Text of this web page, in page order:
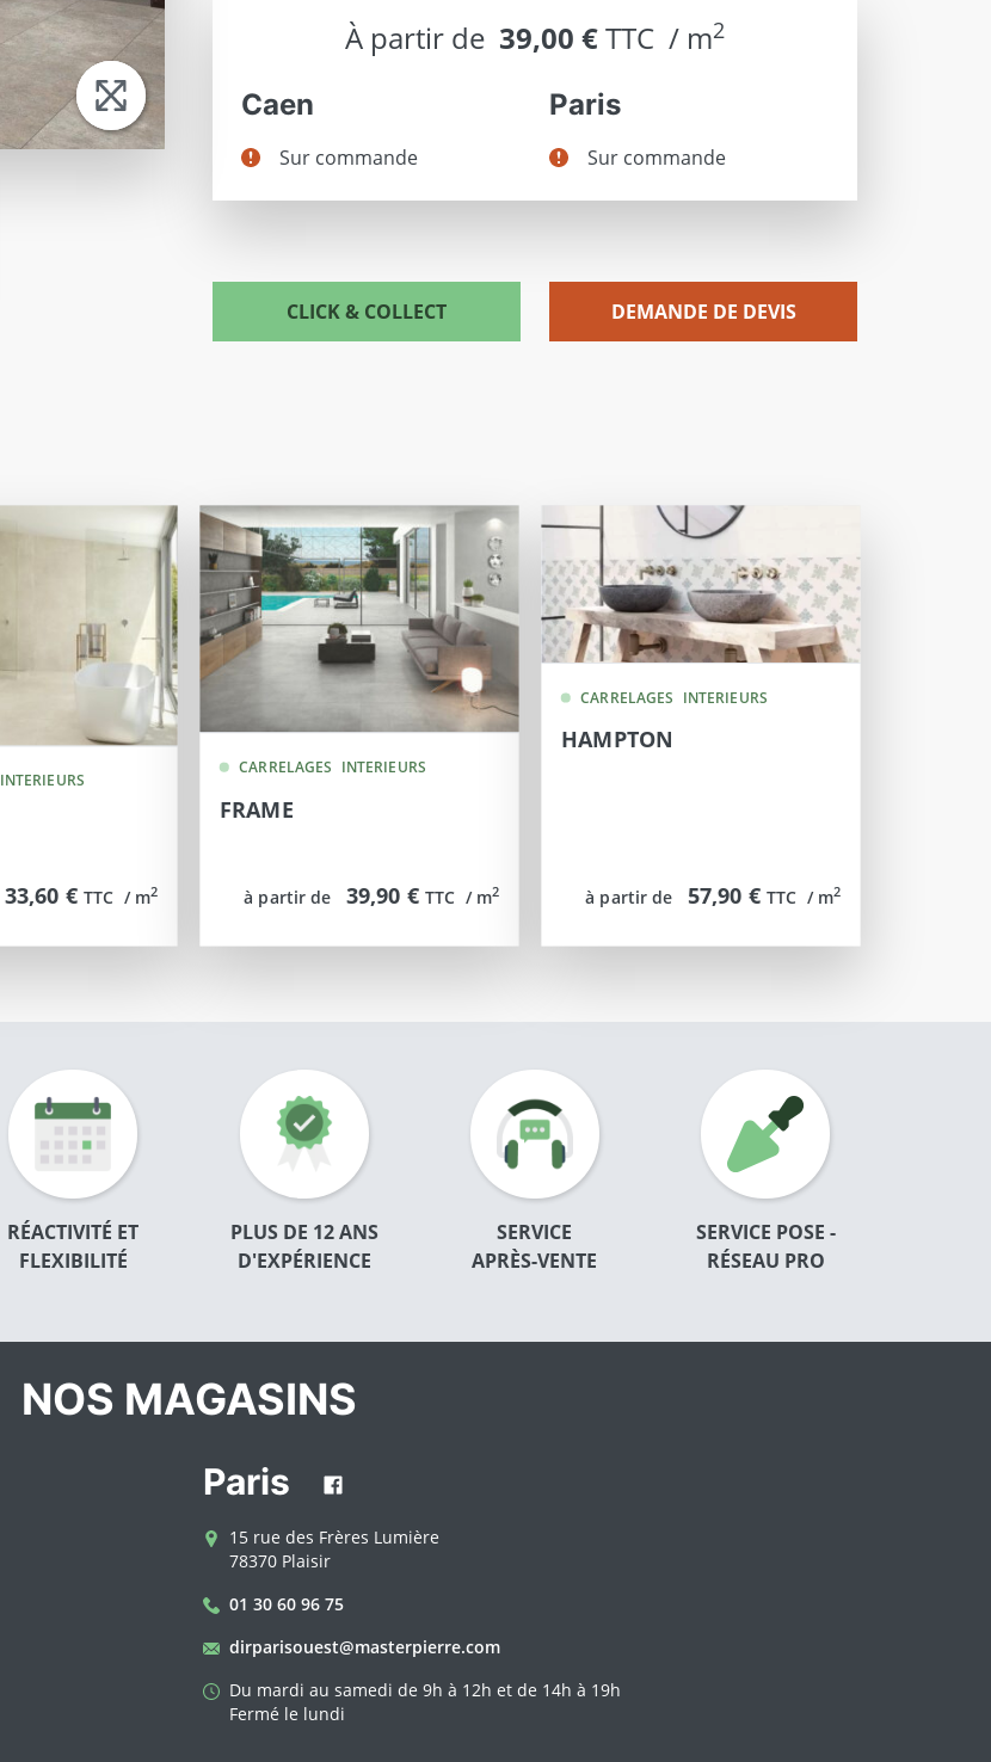
À partir de 39,00 €TTC  / m2
Caen
Sur commande
Paris
Sur commande
CLICK & COLLECT DEMANDE DE DEVIS
INTERIEURS
33,60 €TTC  / m2
CARRELAGES INTERIEURS
FRAME
à partir de 39,90 €TTC  / m2
CARRELAGES INTERIEURS
HAMPTON
à partir de 57,90 €TTC  / m2
RÉACTIVITÉ ET
FLEXIBILITÉ
PLUS DE 12 ANS
D'EXPÉRIENCE
SERVICE
APRÈS-VENTE
SERVICE POSE -
RÉSEAU PRO
NOS MAGASINS
Paris
15 rue des Frères Lumière
78370 Plaisir
01 30 60 96 75
dirparisouest@masterpierre.com
Du mardi au samedi de 9h à 12h et de 14h à 19h
Fermé le lundi